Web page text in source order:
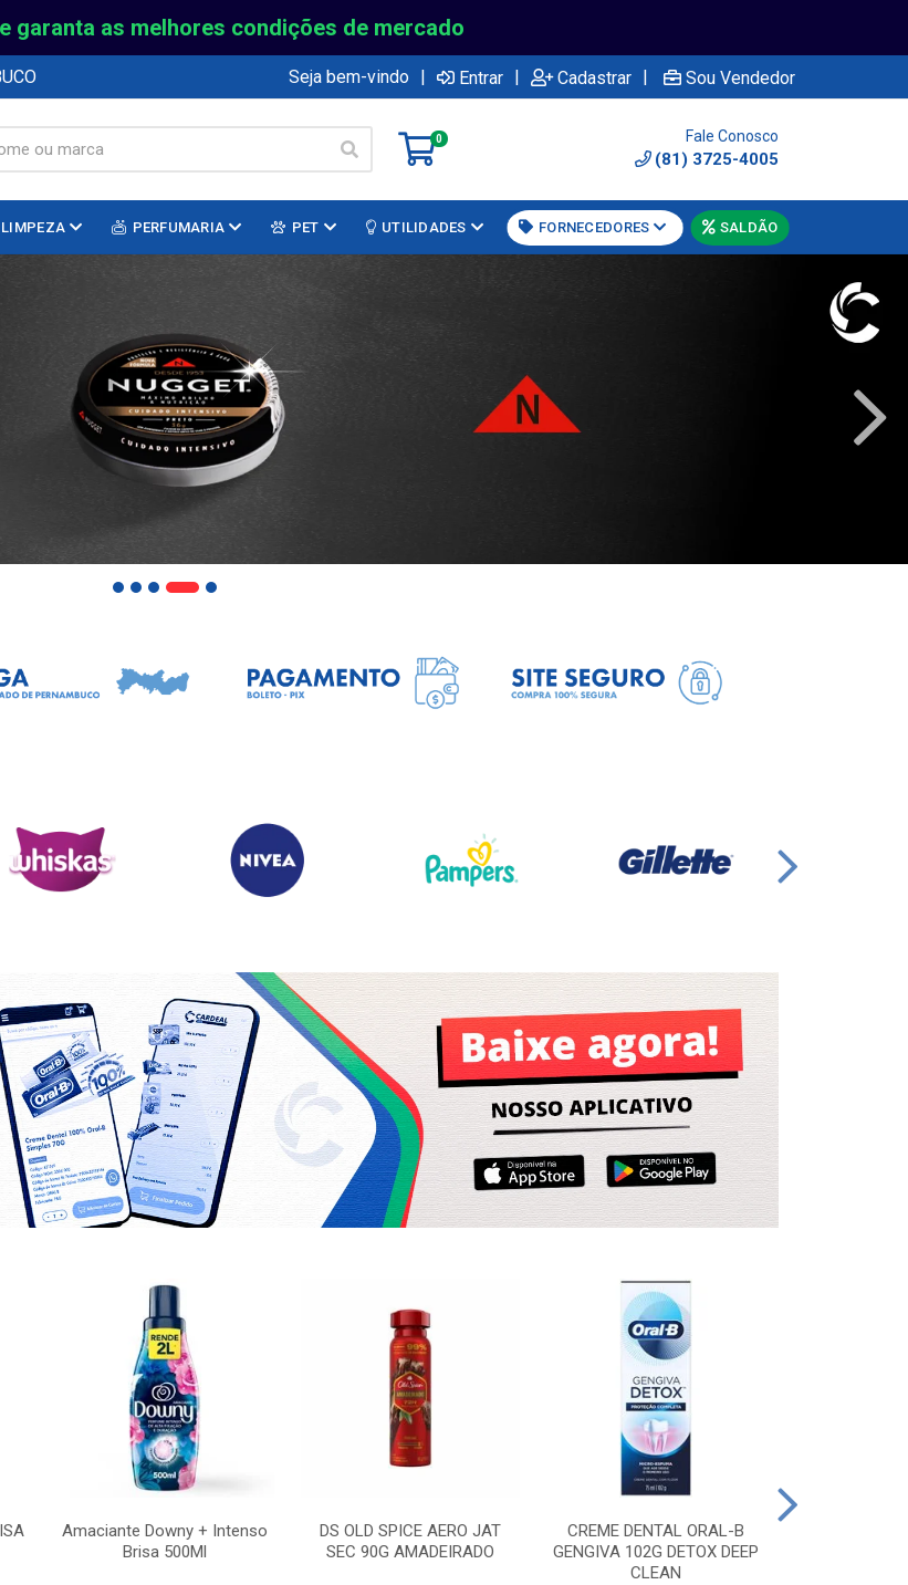
garanta as melhores condições de mercado
Seja bem-vindo | Entrar | Cadastrar | Sou Vendedor
0 Fale Conosco
(81) 3725-4005
LIMPEZA PERFUMARIA PET UTILIDADES FORNECEDORES SALDÃO
Amaciante Downy + Intenso
Brisa 500Ml
DS OLD SPICE AERO JAT
SEC 90G AMADEIRADO
CREME DENTAL ORAL-B
GENGIVA 102G DETOX DEEP
CLEAN